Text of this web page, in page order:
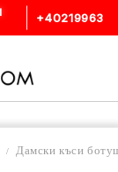
+40219963
Дамски къси